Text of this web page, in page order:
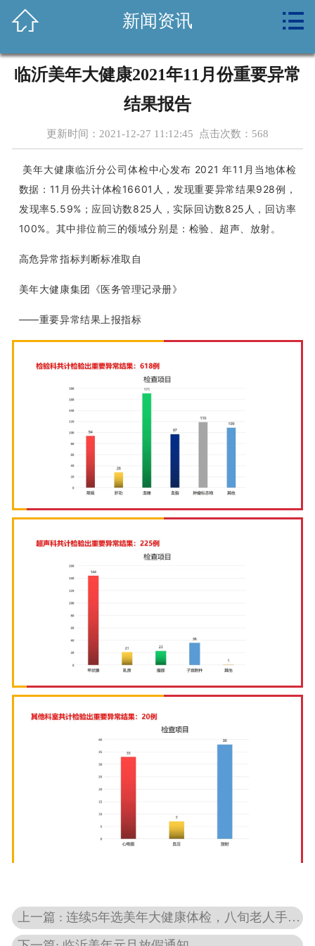
关于我们
养生常识
健康课堂
体检套餐
 新闻资讯 
临沂美年大健康2021年11月份重要异常
结果报告
更新时间：2021-12-27 11:12:45 点击次数： 568
美年大健康临沂分公司体检中心发布 2021 年11月当地体检
数据：11月份共计体检16601人，发现重要异常结果928例，
发现率5.59%；应回访数825人，实际回访数825人，回访率
100%。其中排位前三的领域分别是：检验、超声、放射。
高危异常指标判断标准取自
美年大健康集团《医务管理记录册》
——重要异常结果上报指标
上一篇 : 连续5年选美年大健康体检，八旬老人手写感谢信，这背后发生了什么丨体检故事